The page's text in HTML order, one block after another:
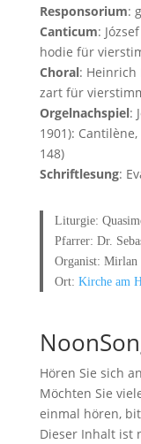
Responsorium:
Canticum:
hodie für
Choral: Heinrich
zart für
Orgelnachspiel:
1901):
148)
Schriftlesung:
Liturgie:
Pfarrer: Dr.
Organist: Mirlan
Ort:Kirche am
Hören Sie sich
Möchten Sie
einmal hören,
Dieser Inhalt ist